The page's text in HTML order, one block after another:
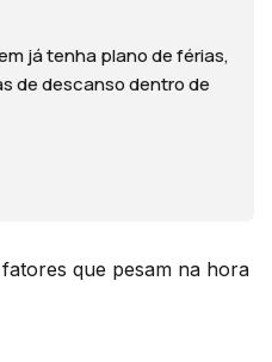
já tenha plano de férias,
de descanso dentro de
que pesam na hora